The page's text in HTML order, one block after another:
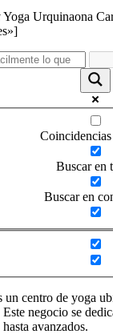
Urquinaona
Coincidencias
Buscar en
Buscar en
centro de yoga
negocio se
avanzados.